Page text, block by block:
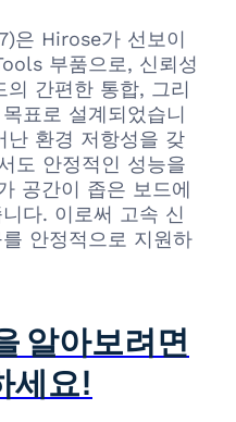
은 Hirose가 선보이
부품으로, 신뢰성
간편한 통합, 그리
표로 설계되었습니
난 환경 저항성을 갖
도 안정적인 성능을
공간이 좁은 보드에
다. 이로써 고속 신
안정적으로 지원하
알아보려면
세요!